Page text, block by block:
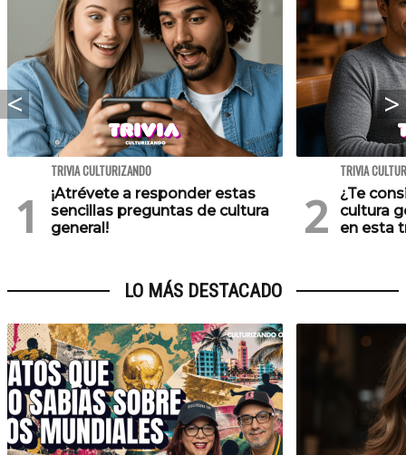
TRIVIA CULTURIZANDO
¡Atrévete a responder estas
sencillas preguntas de cultura
general!
TRIVIA
¿Te
cultura
en esta
LO MÁS DESTACADO